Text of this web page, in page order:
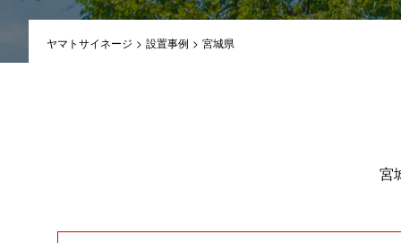
ヤマトサイネージ > 設置事例 > 宮城県
宮